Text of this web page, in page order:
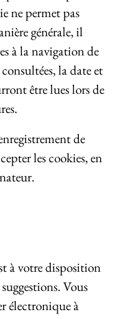
ne permet pas
générale, il
à la navigation de
la date et
être lues lors de
de
les cookies, en
votre disposition
Vous
électronique à